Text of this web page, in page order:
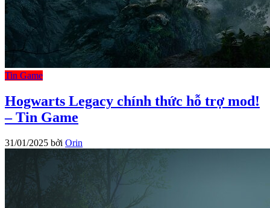
Tin Game
Hogwarts Legacy chính thức hỗ trợ mod!
– Tin Game
31/01/2025 bởi Orin